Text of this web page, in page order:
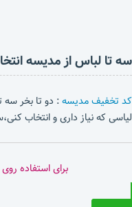
سه تا لباس از مدیسه
کد تخفیف مدیسه: دو تا بخر سه
لیاسی که نیاز داری و انتخاب
برای استفاده